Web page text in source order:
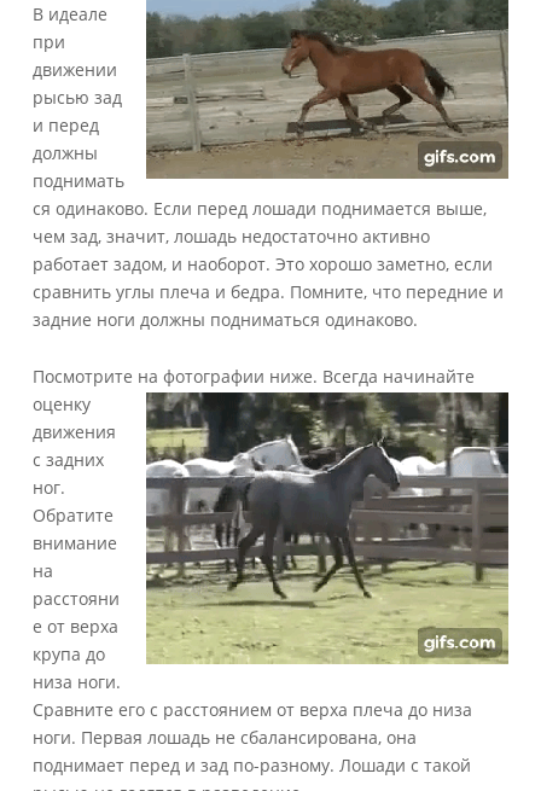
В идеале
при
движении
рысью зад
и перед
должны
поднимать
ся одинаково. Если перед лошади поднимается выше,
чем зад, значит, лошадь недостаточно активно
работает задом, и наоборот. Это хорошо заметно, если
сравнить углы плеча и бедра. Помните, что передние и
задние ноги должны подниматься одинаково.
Посмотрите на фотографии ниже. Всегда начинайте
оценку
движения
с задних
ног.
Обратите
внимание
на
расстояни
е от верха
крупа до
низа ноги.
Сравните его с расстоянием от верха плеча до низа
ноги. Первая лошадь не сбалансирована, она
поднимает перед и зад по-разному. Лошади с такой